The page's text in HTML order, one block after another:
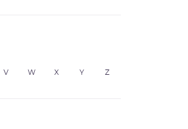
V W X Y Z